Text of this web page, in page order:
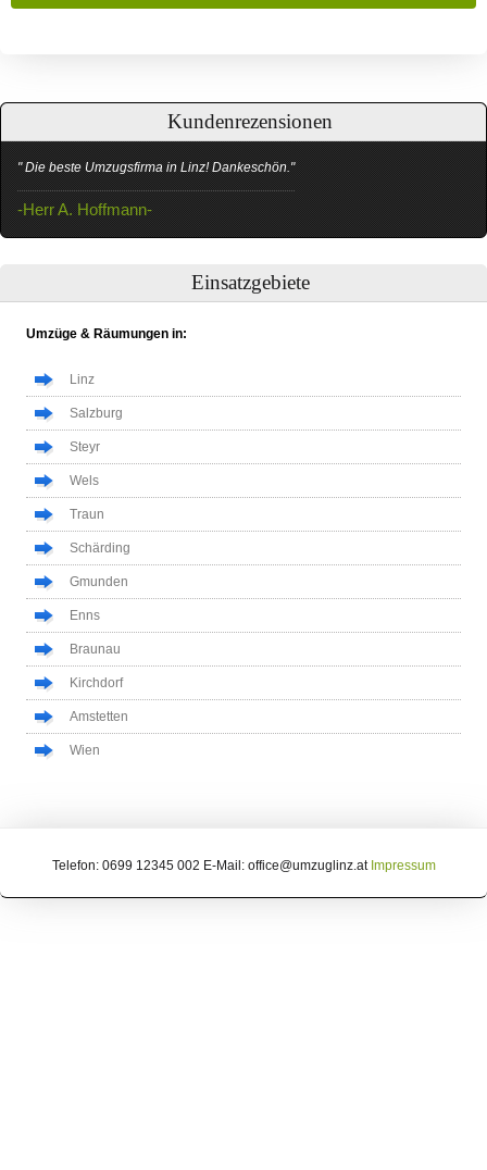
Kundenrezensionen
" Die beste Umzugsfirma in Linz! Dankeschön."
-Herr A. Hoffmann-
Einsatzgebiete
Umzüge & Räumungen in:
Linz
Salzburg
Steyr
Wels
Traun
Schärding
Gmunden
Enns
Braunau
Kirchdorf
Amstetten
Wien
Telefon: 0699 12345 002 E-Mail: office@umzuglinz.at Impressum